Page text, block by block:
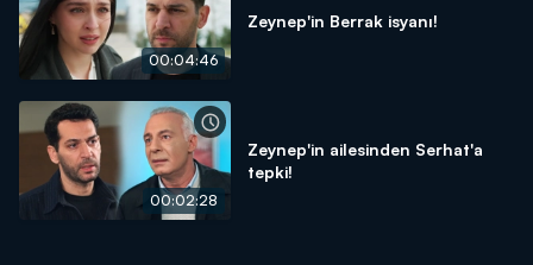
00:04:46
Zeynep'in Berrak isyanı!
00:02:28
Zeynep'in ailesinden Serhat'a
tepki!